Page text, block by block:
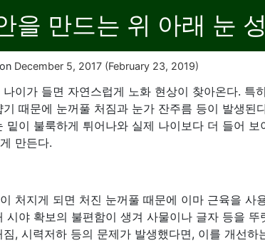
을 만드는 위 아래 눈 성
December 5, 2017 (February 23, 2019)
나이가 들면 자연스럽게 노화 현상이 찾아온다.
기 때문에 눈꺼풀 처짐과 눈가 잔주름 등이 발생
밑이 불룩하게 튀어나와 실제 나이보다 더 들어
만든다.
처지게 되면 처진 눈꺼풀 때문에 이마 근육을
시야 확보의 불편함이 생겨 사물이나 글자 등을
짐, 시력저하 등의 문제가 발생했다면, 이를 개선